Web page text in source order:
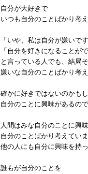
自分が大好きで
いつも自分のことばかり考え
「いや、私は自分が嫌いです
「自分を好きになることが
と言っている人でも、結局
嫌いな自分のことばかり考
確かに好きではないのかもし
自分のことに興味があるので
人間はみな自分のことに興味
自分のことばかり考えていま
他の人にも自分に興味を持
誰もが自分のことを